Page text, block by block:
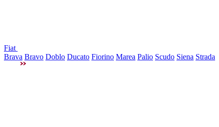
Fiat
Brava Bravo Doblo Ducato Fiorino Marea Palio Scudo Siena Strada